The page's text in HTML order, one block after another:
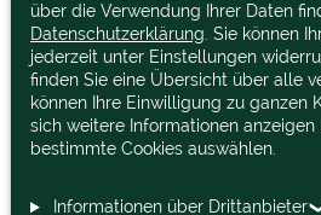
über die Verwendung Ihrer Daten
Datenschutzerklärung. Sie können
jederzeit unter Einstellungen
finden Sie eine Übersicht über alle
können Ihre Einwilligung zu ganzen
sich weitere Informationen anzeigen
bestimmte Cookies auswählen.
Informationen über Drittanbieter